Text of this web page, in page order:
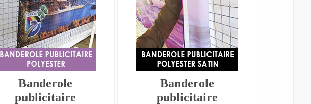
Banderole
publicitaire
Banderole
publicitaire